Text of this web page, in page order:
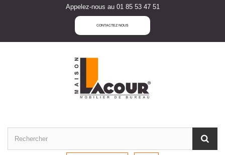
Appelez-nous au 01 85 53 47 51
CONTACTEZ NOUS